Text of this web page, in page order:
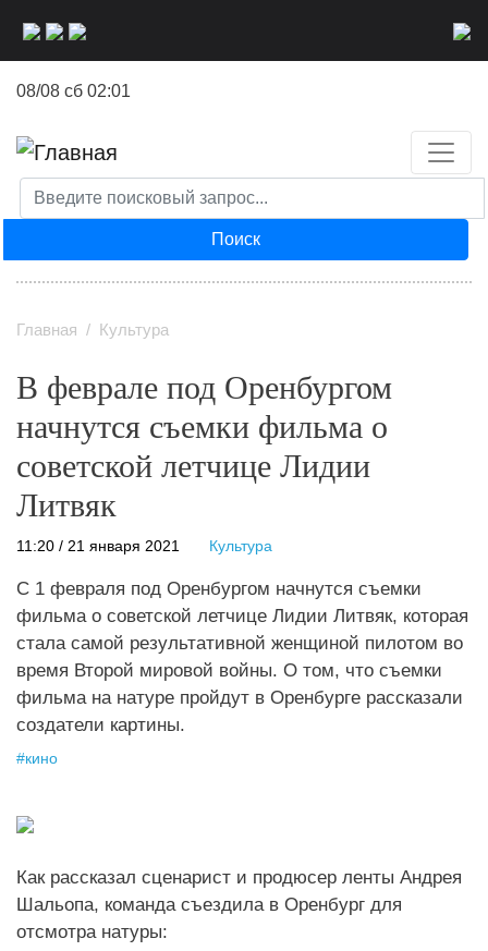
08/08 сб 02:01
Поиск
Главная Культура
В феврале под Оренбургом
начнутся съемки фильма о
советской летчице Лидии
Литвяк
11:20 / 21 января 2021 Культура
С 1 февраля под Оренбургом начнутся съемки
фильма о советской летчице Лидии Литвяк, которая
стала самой результативной женщиной пилотом во
время Второй мировой войны. О том, что съемки
фильма на натуре пройдут в Оренбурге рассказали
создатели картины.
#кино
Как рассказал сценарист и продюсер ленты Андрея
Шальопа, команда съездила в Оренбург для
отсмотра натуры: